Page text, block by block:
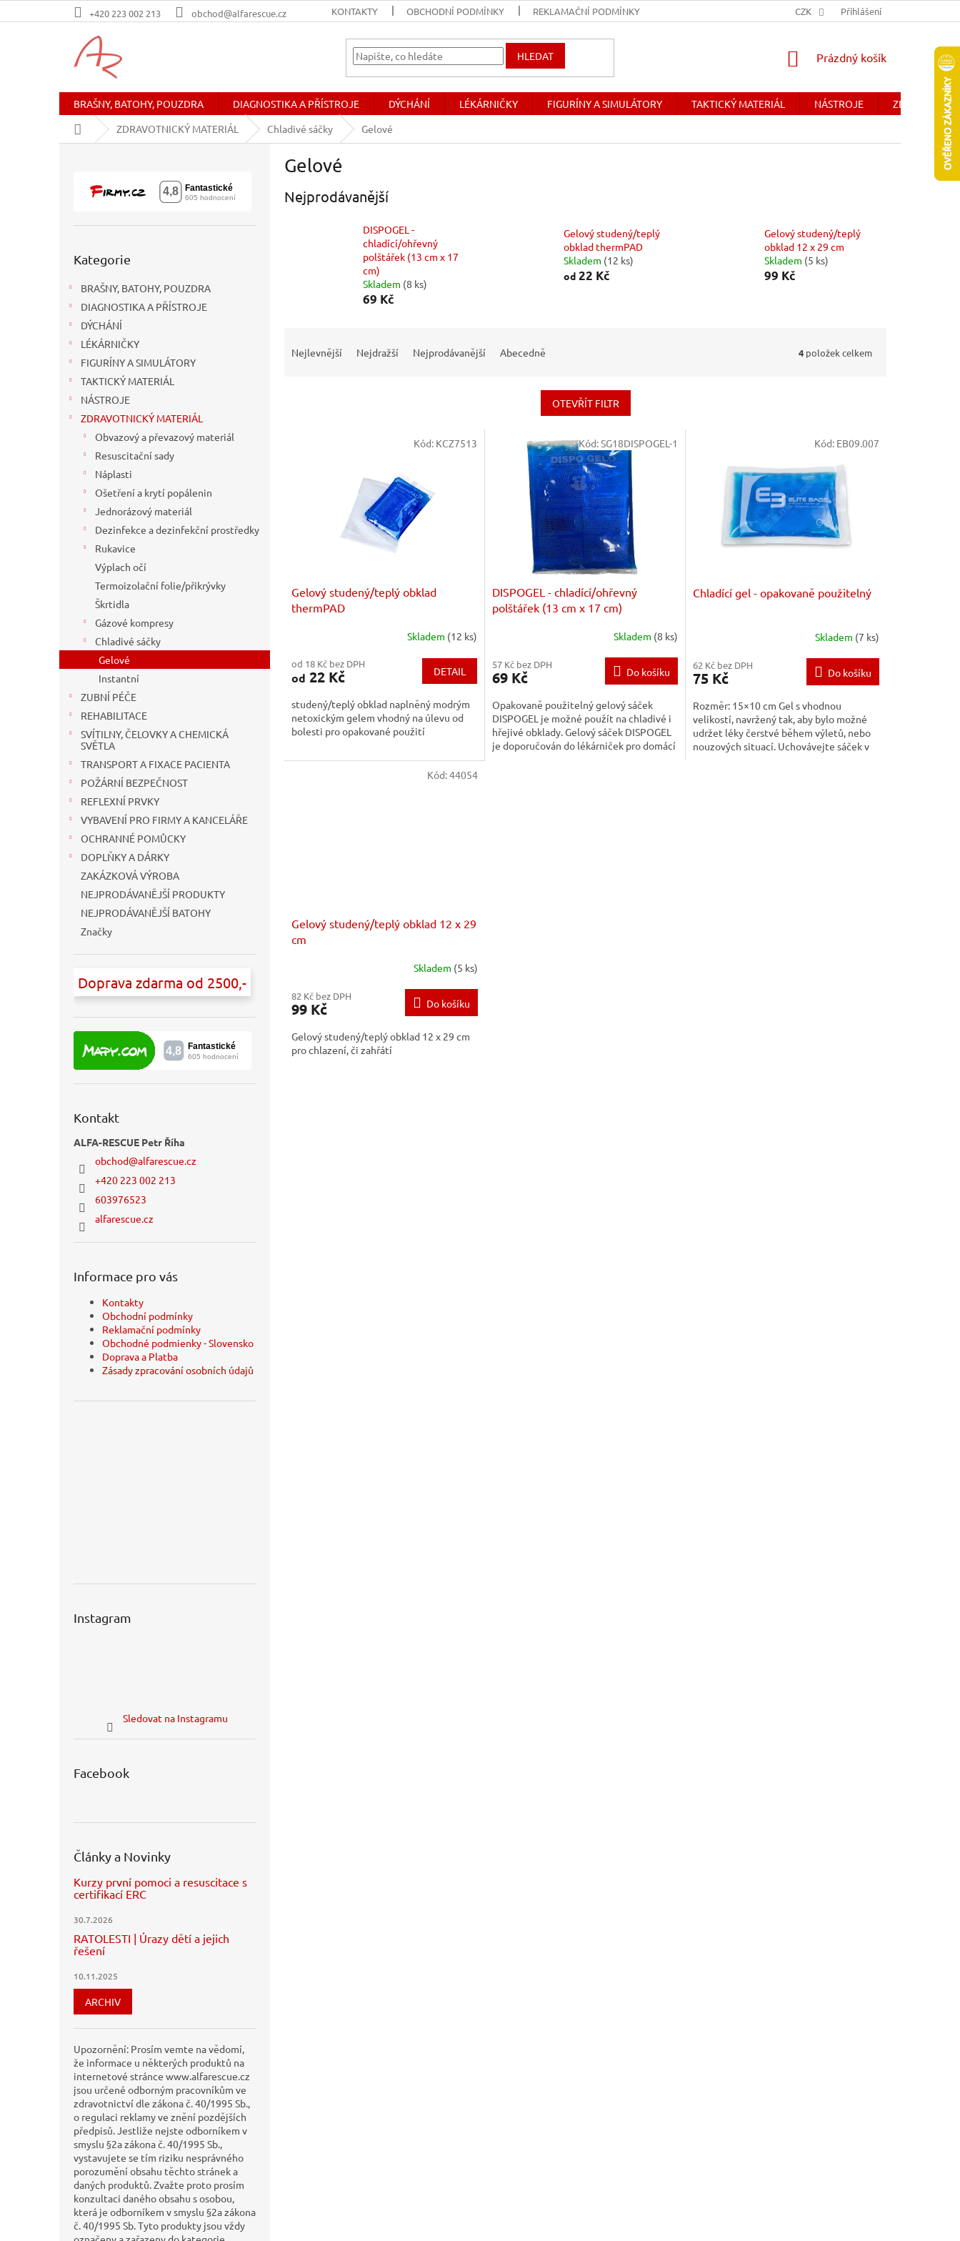
na
+420 223 002 213 obchod@alfarescue.cz KONTAKTY OBCHODNÍ PODMÍNKY REKLAMAČNÍ PODMÍNKY OBCHODNÉ PODMIENKY - SLOVENSKO DOPRAVA A PLATBA
CZK Přihlášení
HLEDAT
NÁKUPNÍ
Prázdný košík
BRAŠNY, BATOHY, POUZDRA DIAGNOSTIKA A PŘÍSTROJE DÝCHÁNÍ LÉKÁRNIČKY FIGURÍNY A SIMULÁTORY TAKTICKÝ MATERIÁL NÁSTROJE
Domů ZDRAVOTNICKÝ MATERIÁL Chladivé sáčky Gelové
kategorie
Kategorie
BRAŠNY, BATOHY, POUZDRA
DIAGNOSTIKA A PŘÍSTROJE
DÝCHÁNÍ
LÉKÁRNIČKY
FIGURÍNY A SIMULÁTORY
TAKTICKÝ MATERIÁL
NÁSTROJE
ZDRAVOTNICKÝ MATERIÁL
Obvazový a převazový materiál
Resuscitační sady
Náplasti
Ošetření a krytí popálenin
Jednorázový materiál
Dezinfekce a dezinfekční prostředky
Rukavice
Výplach očí
Termoizolační folie/přikrývky
Škrtidla
Gázové kompresy
Chladivé sáčky
Gelové
Instantní
ZUBNÍ PÉČE
REHABILITACE
SVÍTILNY, ČELOVKY A CHEMICKÁ
SVĚTLA
TRANSPORT A FIXACE PACIENTA
POŽÁRNÍ BEZPEČNOST
REFLEXNÍ PRVKY
VYBAVENÍ PRO FIRMY A KANCELÁŘE
OCHRANNÉ POMŮCKY
DOPLŇKY A DÁRKY
ZAKÁZKOVÁ VÝROBA
NEJPRODÁVANĚJŠÍ PRODUKTY
NEJPRODÁVANĚJŠÍ BATOHY
Značky
Doprava zdarma od 2500,-
Kontakt
ALFA-RESCUE Petr Říha
obchod@alfarescue.cz
+420 223 002 213
603976523
alfarescue.cz
Informace pro vás
Kontakty
Obchodní podmínky
Reklamační podmínky
Obchodné podmienky - Slovensko
Doprava a Platba
Zásady zpracování osobních údajů
Instagram
Sledovat na Instagramu
Facebook
Články a Novinky
Kurzy první pomoci a resuscitace s
certifikací ERC
30.7.2026
RATOLESTI | Úrazy dětí a jejich
řešení
10.11.2025
ARCHIV
Upozornění: Prosím vemte na vědomí,
že informace u některých produktů na
internetové stránce www.alfarescue.cz
jsou určené odborným pracovníkům ve
zdravotnictví dle zákona č. 40/1995 Sb.,
o regulaci reklamy ve znění pozdějších
předpisů. Jestliže nejste odborníkem v
smyslu §2a zákona č. 40/1995 Sb.,
vystavujete se tím riziku nesprávného
porozumění obsahu těchto stránek a
daných produktů. Zvažte proto prosím
konzultaci daného obsahu s osobou,
která je odborníkem v smyslu §2a zákona
č. 40/1995 Sb. Tyto produkty jsou vždy
Gelové
Nejprodávanější
DISPOGEL -
chladící/ohřevný
polštářek (13 cm x 17
cm)
Skladem (8 ks)
69 Kč
Gelový studený/teplý
obklad thermPAD
Skladem (12 ks)
od22 Kč
Gelový studený/teplý
obklad 12 x 29 cm
Skladem (5 ks)
99 Kč
Nejlevnější Nejdražší Nejprodávanější Abecedně 4 položek celkem
OTEVŘÍT FILTR
Gelový studený/teplý obklad
thermPAD
Skladem (12 ks)
od 18 Kč bez DPH
od 22 Kč DETAIL
studený/teplý obklad naplněný modrým
netoxickým gelem vhodný na úlevu od
bolesti pro opakované použití
Kód: KCZ7513
DISPOGEL - chladící/ohřevný
polštářek (13 cm x 17 cm)
Skladem (8 ks)
57 Kč bez DPH
69 Kč Do košíku
Opakovaně použitelný gelový sáček
DISPOGEL je možné použít na chladivé i
hřejivé obklady. Gelový sáček DISPOGEL
je doporučován do lékárniček pro domácí
Kód:SG18DISPOGEL-1
Chladící gel - opakovaně použitelný
Skladem (7 ks)
62 Kč bez DPH
75 Kč Do košíku
Rozměr: 15×10 cm Gel s vhodnou
velikostí, navržený tak, aby bylo možné
udržet léky čerstvé během výletů, nebo
nouzových situací. Uchovávejte sáček v
Kód: EB09.007
Gelový studený/teplý obklad 12 x 29
cm
Skladem (5 ks)
82 Kč bez DPH
99 Kč Do košíku
Gelový studený/teplý obklad 12 x 29 cm
pro chlazení, či zahřátí
Kód:44054